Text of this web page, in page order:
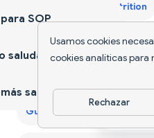
Usamos cookies
cookies analíticas para
Rechazar
Diet Supplements Nutrition
Generador Lista de
Guía Proteína Primer
SOP
saludable
sano